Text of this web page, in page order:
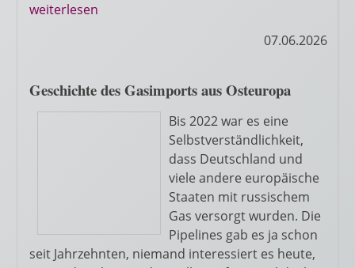
weiterlesen
07.06.2026
Geschichte des Gasimports aus Osteuropa
Bis 2022 war es eine
Selbstverständlichkeit,
dass Deutschland und
viele andere europäische
Staaten mit russischem
Gas versorgt wurden. Die
Pipelines gab es ja schon
seit Jahrzehnten, niemand interessiert es heute,